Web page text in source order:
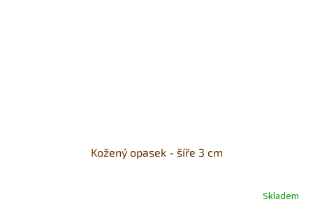
Kožený opasek - šíře 3 cm
Skladem